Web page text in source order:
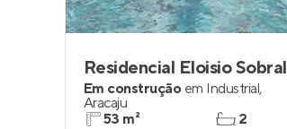
Residencial Eloisio Sobral
Em construção em Industrial,
Aracaju
53 m²
2